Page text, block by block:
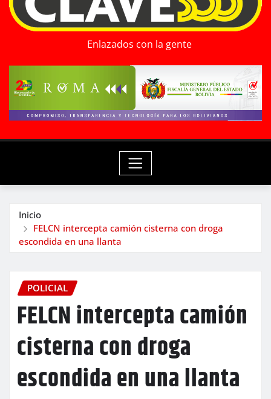
Enlazados con la gente
Inicio
FELCN intercepta camión cisterna con droga
escondida en una llanta
POLICIAL
FELCN intercepta camión
cisterna con droga
escondida en una llanta